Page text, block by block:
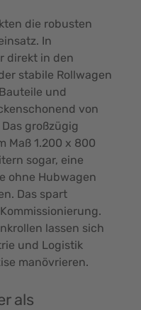
die robusten
In
direkt in den
stabile Rollwagen
und
von
großzügig
Maß 1.200 x 800
sogar, eine
ohne Hubwagen
Das spart
lassen sich
und Logistik
manövrieren.
als